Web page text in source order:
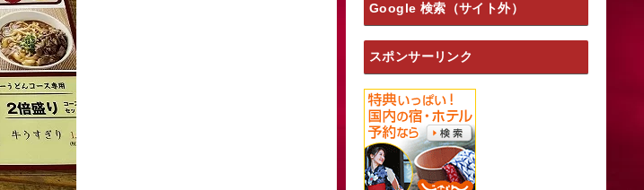
Google 検索（サイト外）
スポンサーリンク